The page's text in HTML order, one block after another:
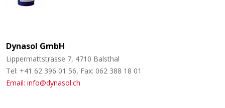
Dynasol GmbH
Lippermattstrasse 7, 4710 Balsthal
Tel: +41 62 396 01 56, Fax: 062 388 18 01
Email: info@dynasol.ch